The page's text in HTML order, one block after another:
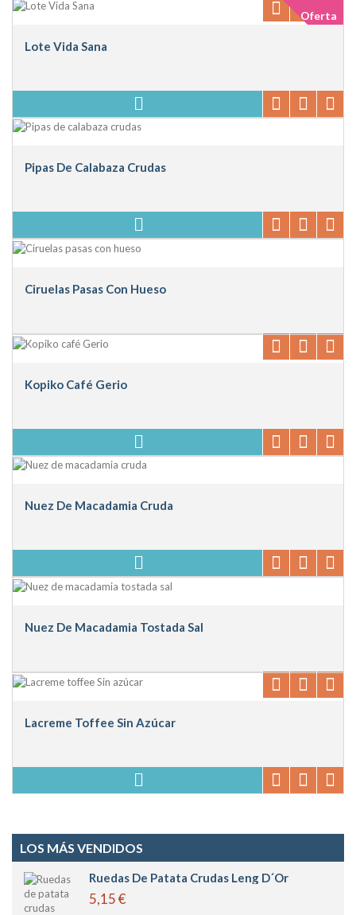
Oferta
Lote Vida Sana
Pipas De Calabaza Crudas
Ciruelas Pasas Con Hueso
Kopiko Café Gerio
Nuez De Macadamia Cruda
Nuez De Macadamia Tostada Sal
Lacreme Toffee Sin Azúcar
LOS MÁS VENDIDOS
Ruedas De Patata Crudas Leng D´or
5,15 €